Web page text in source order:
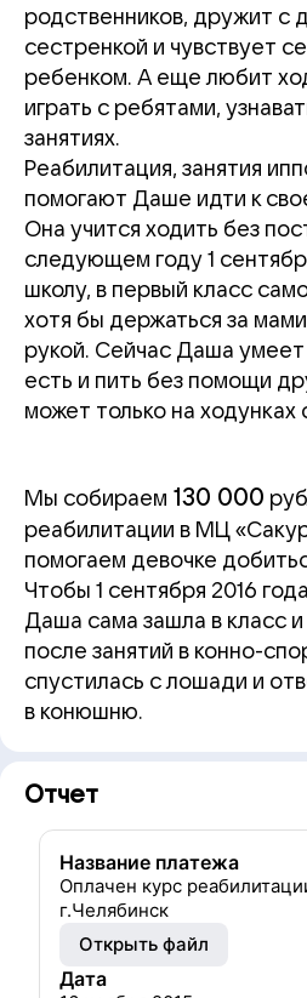
родственников, дружит с
сестренкой и чувствует
ребенком. А еще любит
играть с ребятами,
занятиях.
Реабилитация, занятия
помогают Даше идти к
Она учится ходить без
следующем году 1
школу, в первый класс
хотя бы держаться за
рукой. Сейчас Даша умеет
есть и пить без помощи
может только на
Мы собираем 130 000
реабилитации в МЦ
помогаем девочке
Чтобы 1 сентября 2016
Даша сама зашла в класс и
после занятий в конно-
спустилась с лошади и
в конюшню.
Отчет
Название платежа
Оплачен курс
г.Челябинск
Открыть файл
Дата